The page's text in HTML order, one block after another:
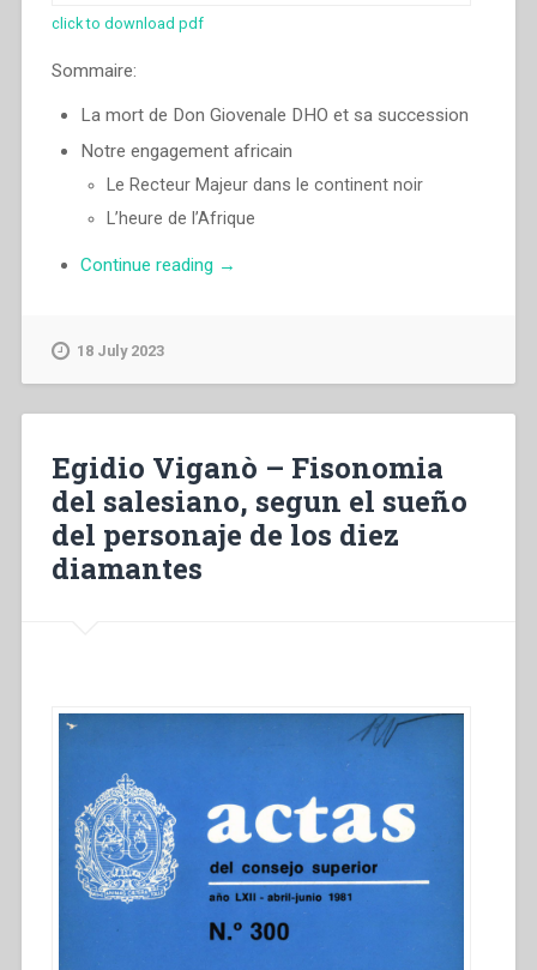
click to download pdf
Sommaire:
La mort de Don Giovenale DHO et sa succession
Notre engagement africain
Le Recteur Majeur dans le continent noir
L’heure de l’Afrique
Continue reading “Egidio
→
18 July 2023
Egidio Viganò – Fisonomia
del salesiano, segun el sueño
del personaje de los diez
diamantes